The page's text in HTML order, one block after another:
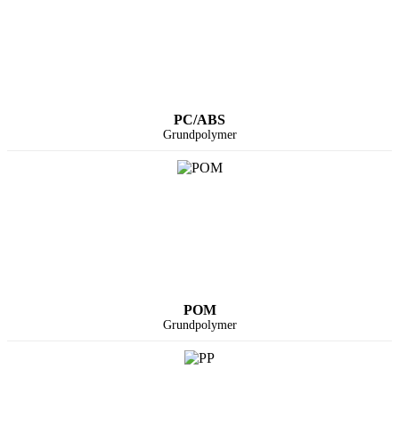
PC/ABS
Grundpolymer
POM
Grundpolymer